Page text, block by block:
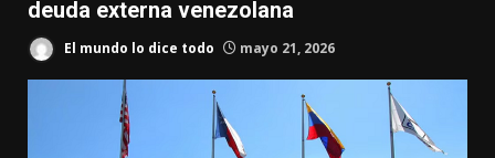
deuda externa venezolana
El mundo lo dice todo mayo 21, 2026